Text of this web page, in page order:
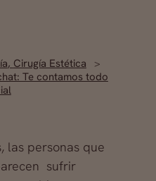
, Cirugía Estética
Te contamos todo
las personas que
sufrir